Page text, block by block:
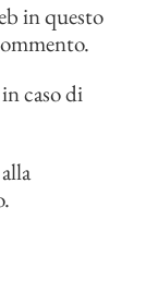
in questo
caso di